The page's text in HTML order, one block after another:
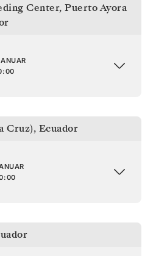
Center, Puerto Ayora
Cruz), Ecuador